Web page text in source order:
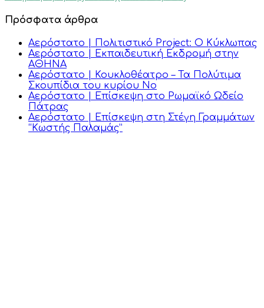
Πρόσφατα άρθρα
Αερόστατο | Πολιτιστικό Project: Ο Κύκλωπας
Αερόστατο | Εκπαιδευτική Εκδρομή στην
ΑΘΗΝΑ
Αερόστατο | Κουκλοθέατρο – Τα Πολύτιμα
Σκουπίδια του κυρίου Νο
Αερόστατο | Επίσκεψη στο Ρωμαϊκό Ωδείο
Πάτρας
Αερόστατο | Επίσκεψη στη Στέγη Γραμμάτων
“Κωστής Παλαμάς”